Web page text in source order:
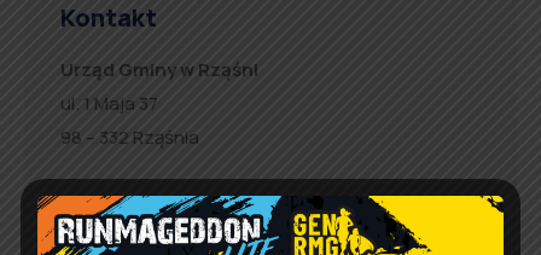
Kontakt
Urząd Gminy w Rząśni
ul. 1 Maja 37
98 – 332 Rząśnia
e-doręczenia:AE:PL-57726-56911-GBSAJ-23
adres email:gmina@rzasnia.pl